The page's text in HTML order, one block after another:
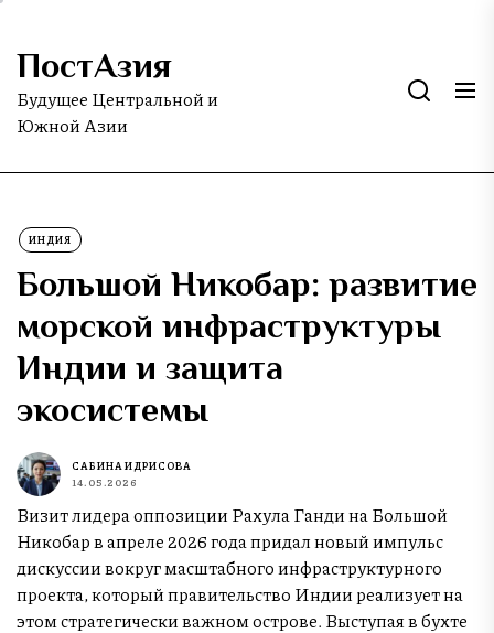
Skip
the
content
ПостАзия
Будущее Центральной и
Южной Азии
ИНДИЯ
Большой Никобар: развитие
морской инфраструктуры
Индии и защита
экосистемы
САБИНА ИДРИСОВА
14.05.2026
Визит лидера оппозиции Рахула Ганди на Большой
Никобар в апреле 2026 года придал новый импульс
дискуссии вокруг масштабного инфраструктурного
проекта, который правительство Индии реализует на
этом стратегически важном острове. Выступая в бухте